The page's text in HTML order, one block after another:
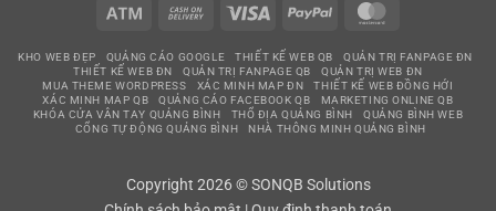
Atm
Cash
Delivery
Visa PayPal
KHO WEB ĐẸP QUẢNG CÁO GOOGLE THIẾT KẾ WEB QB
QUẢN TRỊ FANPAGE ĐN
THIẾT KẾ WEB ĐN
QUẢN TRỊ FANPAGE QB
QUẢN TRỊ WEB ĐN
MUA THEME WORDPRESS
XÁC MINH MAP ĐN
THIẾT KẾ WEB ĐỒNG HỚI
XÁC MINH MAP QB
QUẢNG CÁO FACEBOOK QB
MARKETING ONLINE QB
KHÓA CỬA VÂN TAY QUẢNG BÌNH
THỔ ĐỊA QUẢNG BÌNH
QUẢNG BÌNH WEB
CỔNG TỰ ĐỘNG QUẢNG BÌNH
NHÀ THÔNG MINH QUẢNG BÌNH
Copyright 2026 © SONQB Solutions